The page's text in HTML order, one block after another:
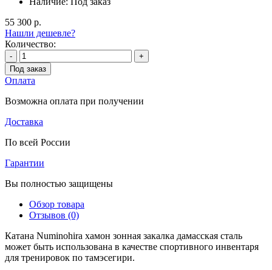
55 300 р.
Нашли дешевле?
Количество:
-
+
Под заказ
Оплата
Возможна оплата при получении
Доставка
По всей России
Гарантии
Вы полностью защищены
Обзор товара
Отзывов (0)
Катана Numinohira хамон зонная закалка дамасская сталь
может быть использована в качестве спортивного инвентаря
для тренировок по тамэсегири.